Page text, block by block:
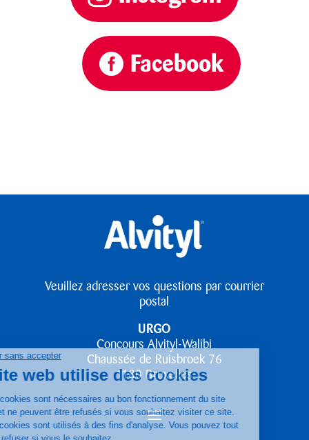
Facebook
Veuillez adresser vos questions par courrier
postal
URGO
Concours Alvityl-Walibi
Chaussée de Ruisbroek 76
1180 Bruxelles